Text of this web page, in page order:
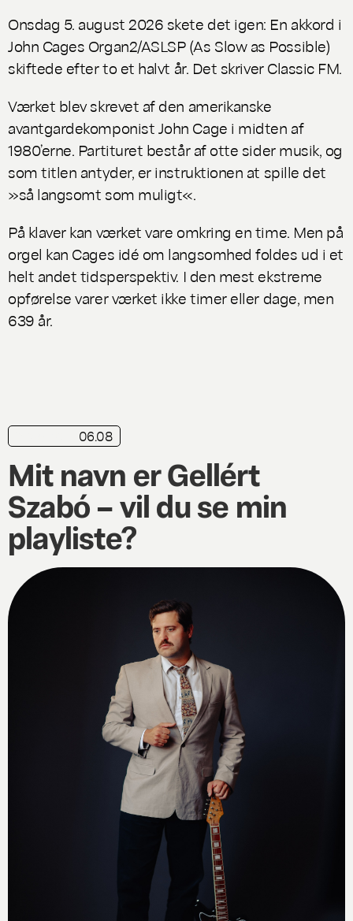
Onsdag 5. august 2026 skete det igen: En akkord i
John Cages Organ2/ASLSP(As Slow as Possible)
skiftede efter to et halvt år. Det skriver Classic FM.
Værket blev skrevet af den amerikanske
avantgardekomponist John Cage i midten af
1980’erne. Partituret består af otte sider musik, og
som titlen antyder, er instruktionen at spille det
»så langsomt som muligt«.
På klaver kan værket vare omkring en time. Men på
orgel kan Cages idé om langsomhed foldes ud i et
helt andet tidsperspektiv. I den mest ekstreme
opførelse varer værket ikke timer eller dage, men
639 år.
06.08
Mit navn er Gellért
Szabó – vil du se min
playliste?